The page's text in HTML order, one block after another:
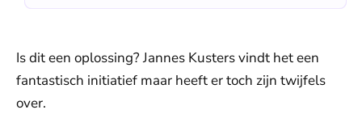
Is dit een oplossing? Jannes Kusters vindt het een
fantastisch initiatief maar heeft er toch zijn twijfels
over.